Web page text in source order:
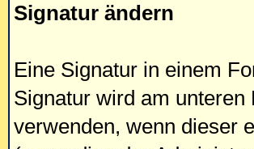
Signatur ändern
Eine Signatur in einem
Signatur wird am
verwenden, wenn dieser